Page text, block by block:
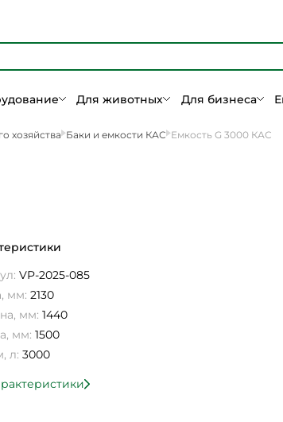
Для животных Для бизнеса
хозяйства Баки и емкости КАС Емкость G 3000 КАС
VP-2025-085
мм: 2130
мм: 1440
мм: 1500
л: 3000